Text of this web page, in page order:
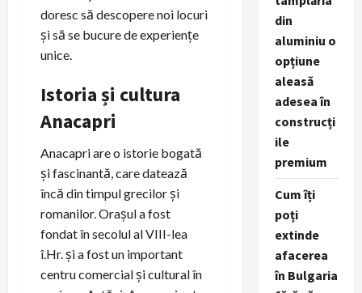
doresc să descopere noi locuri
și să se bucure de experiențe
unice.
Istoria și cultura
Anacapri
Anacapri are o istorie bogată
și fascinantă, care datează
încă din timpul grecilor și
romanilor. Orașul a fost
fondat în secolul al VIII-lea
î.Hr. și a fost un important
centru comercial și cultural în
din
aluminiu o
opțiune
aleasă
adesea în
construcți
ile
premium
Cum îți
poți
extinde
afacerea
în Bulgaria